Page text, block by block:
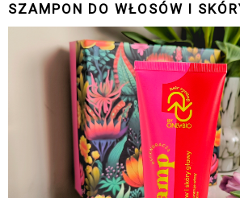
SZAMPON DO WŁOSÓW I